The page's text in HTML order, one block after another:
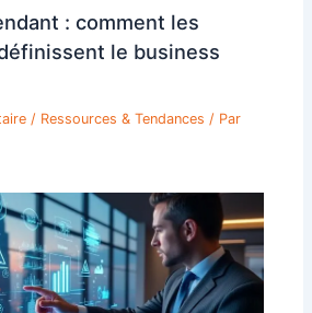
: comment les
le business
/ Ressources & Tendances / Par